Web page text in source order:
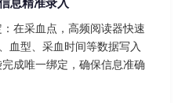
息精准录入
在采血点，高频阅读器快速
血型、采血时间等数据写入
成唯一绑定，确保信息准确